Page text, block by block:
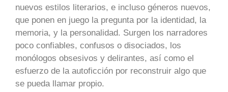
nuevos estilos literarios, e incluso géneros nuevos,
que ponen en juego la pregunta por la identidad, la
memoria, y la personalidad. Surgen los narradores
poco confiables, confusos o disociados, los
monólogos obsesivos y delirantes, así como el
esfuerzo de la autoficción por reconstruir algo que
se pueda llamar propio.